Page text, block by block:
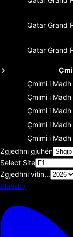
Qatar Grand
Qatar Grand
Çmimi i
Çmimi i
Çmimi i
Çmimi i
Çmimi i
Zgjedhni gjuhën
Select Site
Zgjedhni vitin...
Bluesky